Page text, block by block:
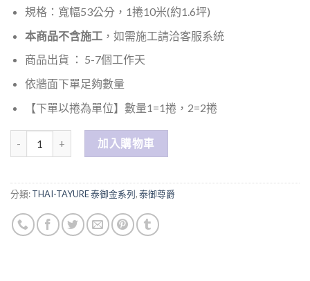
規格：寬幅53公分，1捲10米(約1.6坪)
本商品不含施工，如需施工請洽客服系統
商品出貨 ： 5-7個工作天
依牆面下單足夠數量
【下單以捲為單位】數量1=1捲，2=2捲
加入購物車
分類:THAI-TAYURE 泰御金系列,泰御尊爵